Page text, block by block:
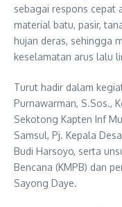
sebagai respons cepat
material batu, pasir,
hujan deras, sehingga
keselamatan arus lalu
Turut hadir dalam
Purnawarman, S.Sos.,
Sekotong Kapten Inf
Samsul, Pj. Kepala
Budi Harsoyo, serta
Bencana (KMPB) dan
Sayong Daye.